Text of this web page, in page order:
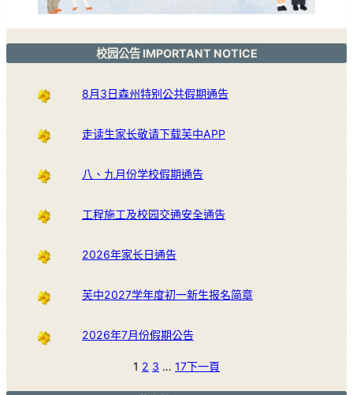
校园公告 IMPORTANT NOTICE
8月3日森州特别公共假期通告
走读生家长敬请下载芙中APP
八、九月份学校假期通告
工程施工及校园交通安全通告
2026年家长日通告
芙中2027学年度初一新生报名简章
2026年7月份假期公告
1 2 3 … 17下一頁